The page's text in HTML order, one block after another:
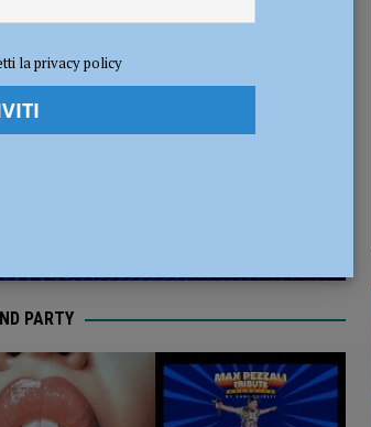
di Piacenza”
PARTY
la privacy policy